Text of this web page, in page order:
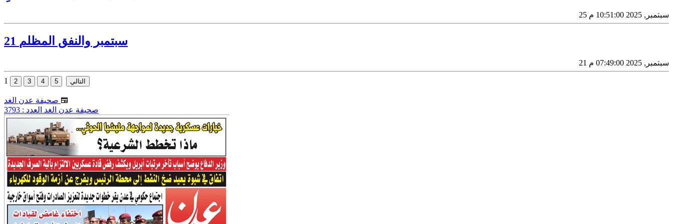
25 سبتمبر, 2025 10:51:00 م
21 سبتمبر والنفق المظلم
21 سبتمبر, 2025 07:49:00 م
1
صحيفة عدن الغد العدد : 3793